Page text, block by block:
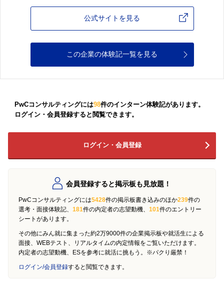
公式サイトを見る
この企業の体験記一覧を見る
PwCコンサルティングには98件のインターン体験記があります。
ログイン・会員登録すると閲覧できます。
ログイン・会員登録
会員登録すると掲示板も見放題！
PwCコンサルティングには5428件の掲示板書き込みのほか239件の
選考・面接体験記、 181件の内定者の志望動機、 101件のエントリー
シートがあります。
その他にみん就に集まった約2万9000件の企業掲示板や就活生による
面接、WEBテスト、リアルタイムの内定情報をご覧いただけます。
内定者の志望動機、ESを参考に就活に挑もう。※パクり厳禁！
ログイン/会員登録すると閲覧できます。